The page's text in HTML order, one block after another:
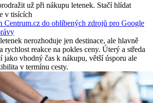
už při nákupu letenek. Stačí hlídat
v tisících
Centrum.cz do oblíbených zdrojů pro Google
nerozhoduje jen destinace, ale hlavně
rychlost reakce na pokles ceny. Úterý a středa
jako vhodný čas k nákupu, větší úsporu ale
v termínu cesty.